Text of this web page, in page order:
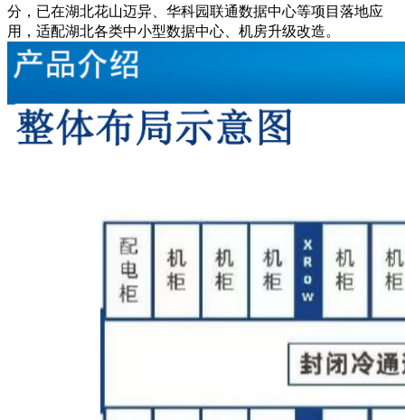
分，已在湖北花山迈异、华科园联通数据中心等项目落地应
用，适配湖北各类中小型数据中心、机房升级改造。